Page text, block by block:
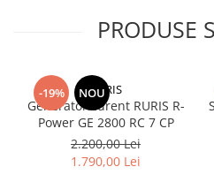
Arzatoare
Masini de tocat carne
și mânerul de transport, operând
PRODUSE
-19% NOU
RURIS
Generator curent RURIS R-
Power GE 2800 RC 7 CP
2.200,00 Lei
1.790,00 Lei